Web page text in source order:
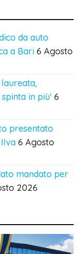
da auto
a Bari 6 Agosto
in più' 6
presentato
6 Agosto
mandato per
2026